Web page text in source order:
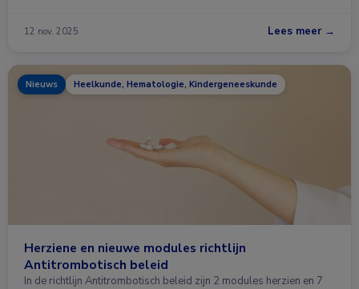
12 nov. 2025 Lees meer →
Nieuws Heelkunde, Hematologie, Kindergeneeskunde
Herziene en nieuwe modules richtlijn
Antitrombotisch beleid
In de richtlijn Antitrombotisch beleid zijn 2 modules herzien en 7